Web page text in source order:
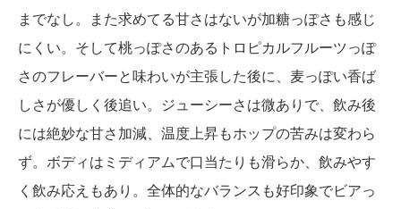
までなし。また求めてる甘さはないが加糖っぽさも感じ
にくい。そして桃っぽさのあるトロピカルフルーツっぽ
さのフレーバーと味わいが主張した後に、麦っぽい香ば
しさが優しく後追い。ジューシーさは微ありで、飲み後
には絶妙な甘さ加減、温度上昇もホップの苦みは変わら
ず。ボディはミディアムで口当たりも滑らか、飲みやす
く飲み応えもあり。全体的なバランスも好印象でビアっ